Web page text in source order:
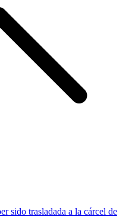
sido trasladada a la cárcel de